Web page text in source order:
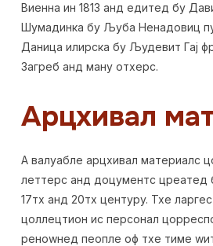
Виенна ин 1813 анд едитед бy
Шумадинка бy Љуба Ненадовиц
Даница илирска бy Људевит Гај
Загреб анд манy отхерс.
Арцхивал
А валуабле арцхивал материалс
леттерс анд доцументс цреатед
17тх анд 20тх центурy. Тхе
цоллецтион ис персонал
реноwнед пеопле оф тхе тиме